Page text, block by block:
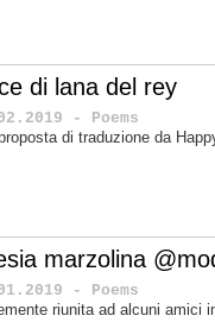
di lana del rey
- Poems
di traduzione da
marzolina
- Poems
riunita ad alcuni amici